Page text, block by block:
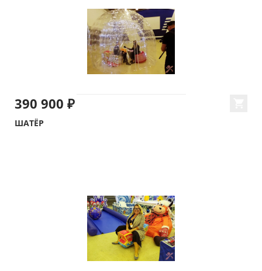
390 900 ₽
ШАТЁР